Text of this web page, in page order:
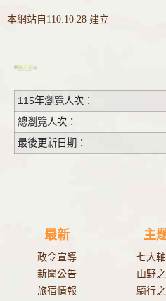
本網站自110.10.28 建立
115年瀏覽人次：
總瀏覽人次：
最後更新日期：
最新
政令宣導
新聞公告
旅宿情報
主
七大
山野
騎行